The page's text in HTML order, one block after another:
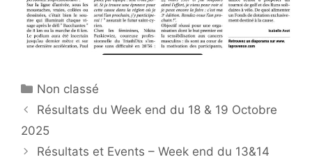
Catégories
Non classé
Résultats du Week end du 18 & 19 Octobre
2025
Résultats et Events – Week end du 13&14